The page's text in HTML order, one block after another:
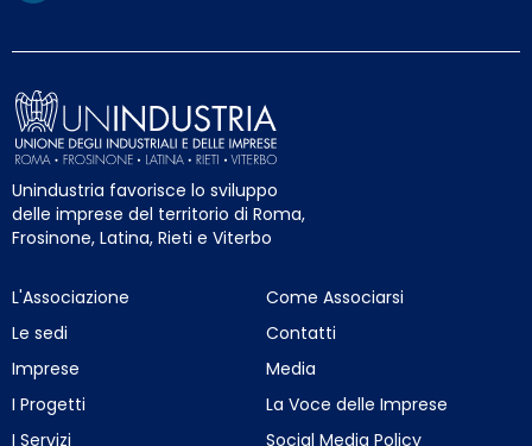
Unindustria favorisce lo sviluppo
delle imprese del territorio di Roma,
Frosinone, Latina, Rieti e Viterbo
L'Associazione
Le sedi
Imprese
I Progetti
I Servizi
Come Associarsi
Contatti
Media
La Voce delle Imprese
Social Media Policy